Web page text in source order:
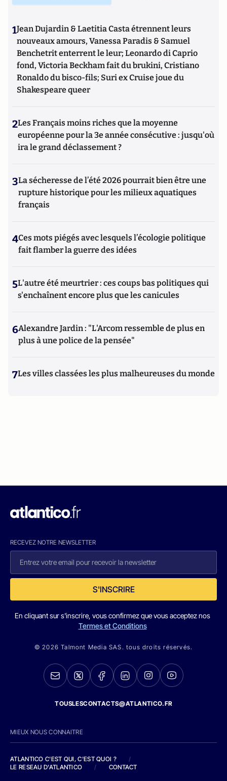
1Jean Dujardin & Laetitia Casta étrennent leurs
nouveaux amours, Vanessa Paradis & Samuel
Benchetrit enterrent le leur; Leonardo di Caprio
fond, Victoria Beckham fait du brukini, Cristiano
Ronaldo du bisco-fils; Suri ex Cruise joue du
Shakespeare queer
2Les Français moins riches que la moyenne
européenne pour la 3e année consécutive : jusqu'où
ira le grand déclassement ?
3La sécheresse de l’été 2026 pourrait bien être une
rupture historique pour les milieux aquatiques
français
4Ces mots piégés avec lesquels l’écologie politique
fait flamber la guerre des idées
5L'autre été meurtrier : ces coups bas politiques qui
s'enchaînent encore plus que les canicules
6Alexandre Jardin : "L'Arcom ressemble de plus en
plus à une police de la pensée"
7Les villes classées les plus malheureuses du monde
RECEVEZ NOTRE NEWSLETTER
S'INSCRIRE
En cliquant sur s'inscrire, vous confirmez que vous acceptez nos
Termes et Conditions
© 2026 Talmont Media SAS. tous droits réservés.
TOUSLESCONTACTS@ATLANTICO.FR
MIEUX NOUS CONNAITRE
ATLANTICO C'EST QUI, C'EST QUOI ?
/
LE RESEAU D'ATLANTICO
/ CONTACT